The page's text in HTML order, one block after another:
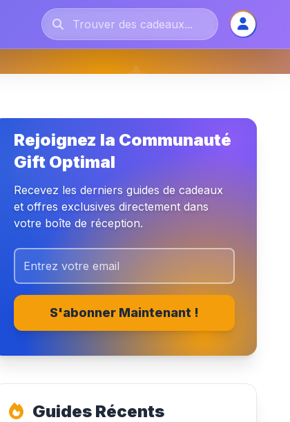
Rejoignez la Communauté
Gift Optimal
Recevez les derniers guides de cadeaux
et offres exclusives directement dans
votre boîte de réception.
S'abonner Maintenant !
Guides Récents